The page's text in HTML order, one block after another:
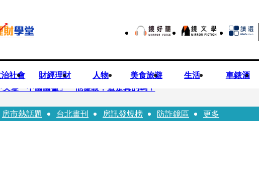
社會 財經理財 人物 美食旅遊 生活 車錶酒
央變「中國國徽」 他傻眼：這是真的嗎？
還賣！無良業者撈百萬喊「吃了沒差」 法官打臉判6月不准緩刑
房市熱話題 台北畫刊 房訊發燒榜 防詐鏡區 更多